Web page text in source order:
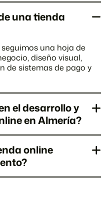
una tienda
una hoja de
diseño visual,
de sistemas de pago y
el desarrollo y
en Almería?
online